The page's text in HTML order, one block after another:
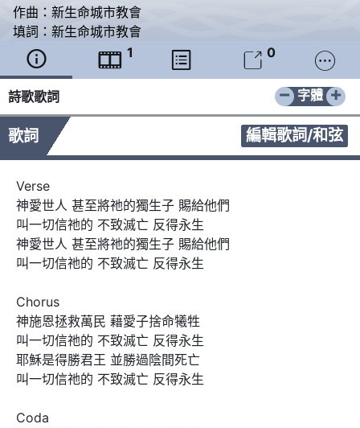
作曲： 新生命城市教會
填詞： 新生命城市教會
  1   0 
詩歌歌詞 − +
字體
歌詞 編輯歌詞/和弦
Verse
神愛世人 甚至將祂的獨生子 賜給他們
叫一切信祂的 不致滅亡 反得永生
神愛世人 甚至將祂的獨生子 賜給他們
叫一切信祂的 不致滅亡 反得永生
Chorus
神施恩拯救萬民 藉愛子捨命犧牲
叫一切信祂的 不致滅亡 反得永生
耶穌是得勝君王 並勝過陰間死亡
叫一切信祂的 不致滅亡 反得永生
Coda